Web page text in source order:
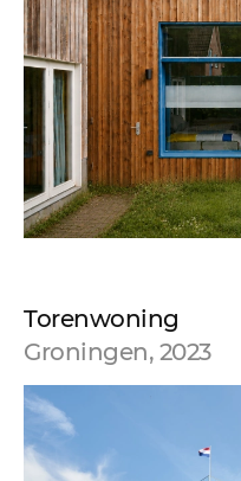
Torenwoning
Groningen, 2023